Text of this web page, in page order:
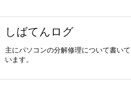
しばてんログ
主にパソコンの分解修理について書い
います。